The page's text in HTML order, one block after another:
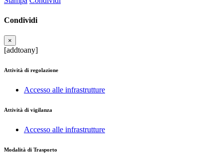
Condividi
×
[addtoany]
Attività di regolazione
Accesso alle infrastrutture
Attività di vigilanza
Accesso alle infrastrutture
Modalità di Trasporto